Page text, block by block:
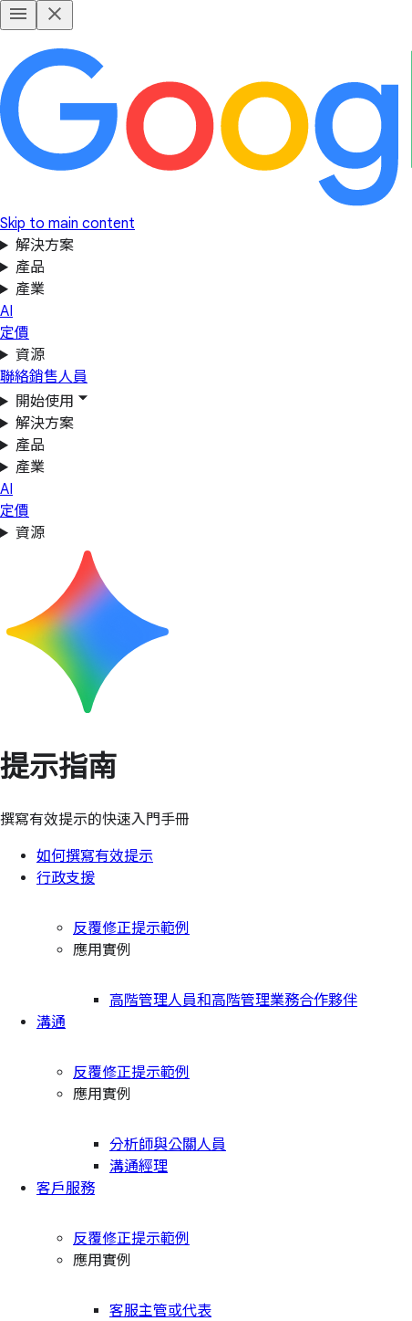
Skip to main content
解決方案
產品
產業
AI
定價
資源
聯絡銷售人員
開始使用
解決方案
產品
產業
AI
定價
資源
提示指南
撰寫有效提示的快速入門手冊
如何撰寫有效提示
行政支援
反覆修正提示範例
應用實例
高階管理人員和高階管理業務合作夥伴
溝通
反覆修正提示範例
應用實例
分析師與公關人員
溝通經理
客戶服務
反覆修正提示範例
應用實例
客服主管或代表